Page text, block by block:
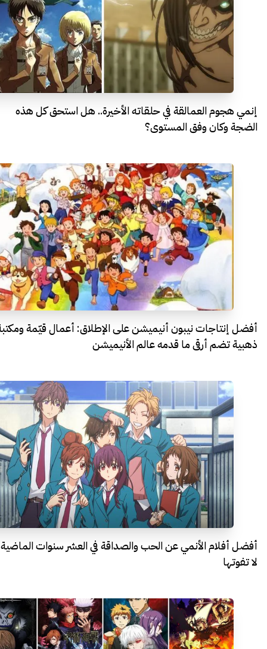
إنمي هجوم العمالقة في حلقاته الأخيرة.. هل استحق كل هذه
الضجة وكان وفق المستوى؟
أفضل إنتاجات نيبون أنيميشن على الإطلاق: أعمال قيّمة
ذهبية تضم أرقى ما قدمه عالم الأنيميشن
أفضل أفلام الأنمي عن الحب والصداقة في العشر سنوات الماضية
لا تفوتها